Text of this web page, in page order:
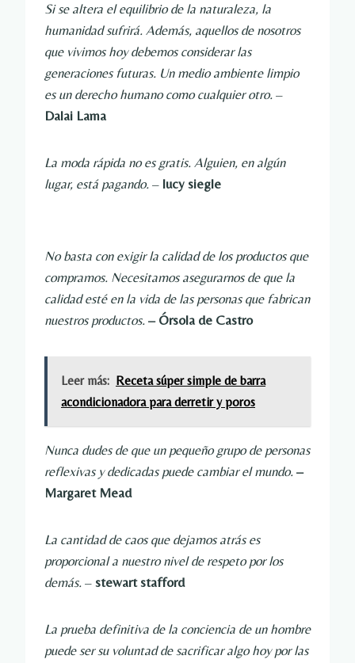
Si se altera el equilibrio de la naturaleza, la
humanidad sufrirá. Además, aquellos de nosotros
que vivimos hoy debemos considerar las
generaciones futuras. Un medio ambiente limpio
es un derecho humano como cualquier otro. –
Dalai Lama
La moda rápida no es gratis. Alguien, en algún
lugar, está pagando. – lucy siegle
No basta con exigir la calidad de los productos que
compramos. Necesitamos asegurarnos de que la
calidad esté en la vida de las personas que fabrican
nuestros productos. – Órsola de Castro
Leer más: Receta súper simple de barra
acondicionadora para derretir y poros
Nunca dudes de que un pequeño grupo de personas
reflexivas y dedicadas puede cambiar el mundo. –
Margaret Mead
La cantidad de caos que dejamos atrás es
proporcional a nuestro nivel de respeto por los
demás. – stewart stafford
La prueba definitiva de la conciencia de un hombre
puede ser su voluntad de sacrificar algo hoy por las